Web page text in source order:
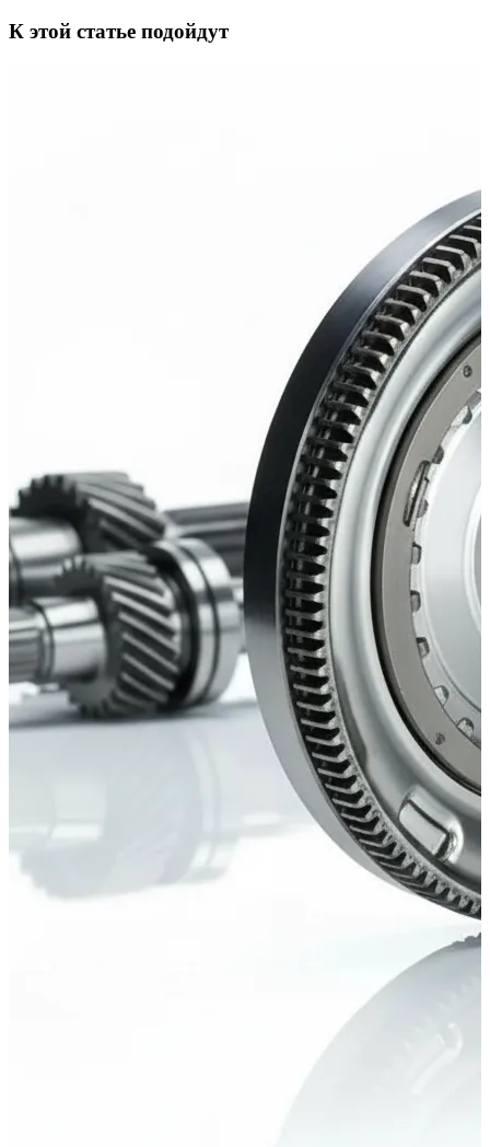
К этой статье подойдут